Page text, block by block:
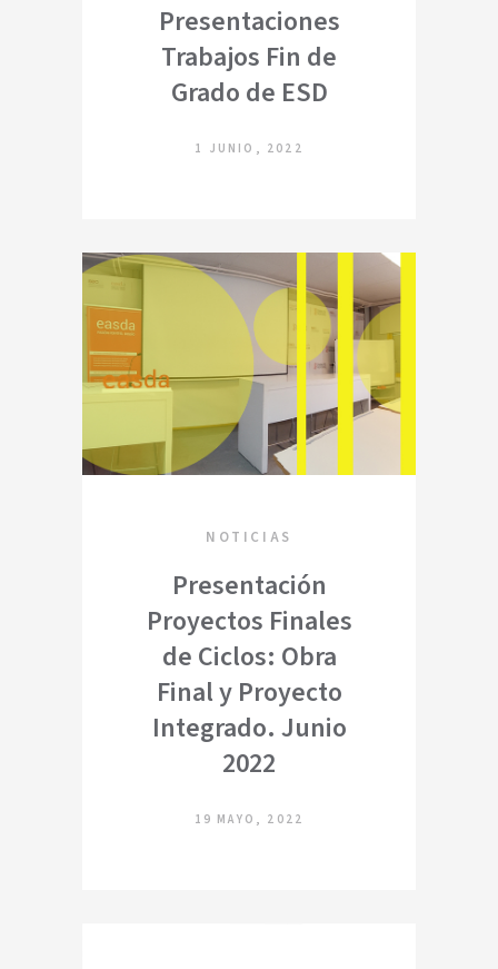
Presentaciones
Trabajos Fin de
Grado de ESD
1 JUNIO, 2022
NOTICIAS
Presentación
Proyectos Finales
de Ciclos: Obra
Final y Proyecto
Integrado. Junio
2022
19 MAYO, 2022